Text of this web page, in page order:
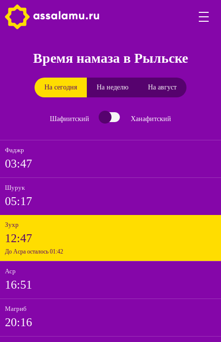
Время намаза в Рыльске
На сегодня На неделю На август
Шафиитский Ханафитский
Фаджр
03:47
Шурук
05:17
Зухр
12:47
До Асра осталось 01:42
Аср
16:51
Магриб
20:16